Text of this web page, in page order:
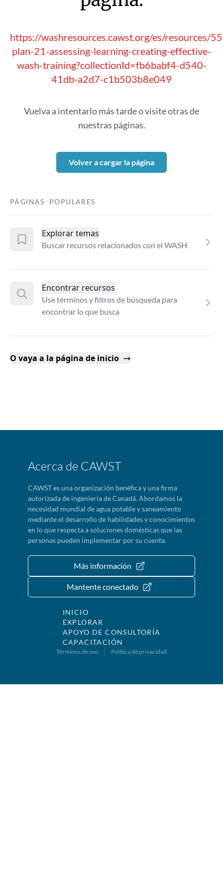
https://washresources.cawst.org/es/resources/
plan-21-assessing-learning-creating-effective-
wash-training?collectionId=fb6babf4-d540-
41db-a2d7-c1b503b8e049
Vuelva a intentarlo más tarde o visite otras de
nuestras páginas.
Volver a cargar la página
PÁGINAS POPULARES
Explorar temas
Buscar recursos relacionados con el WASH
Encontrar recursos
Use términos y filtros de búsqueda para
encontrar lo que busca
O vaya a la página de inicio
Acerca de CAWST
CAWST es una organización benéfica y una firma
autorizada de ingeniería de Canadá. Abordamos la
necesidad mundial de agua potable y saneamiento
mediante el desarrollo de habilidades y conocimientos
en lo que respecta a soluciones domésticas que las
personas pueden implementar por su cuenta.
Más información
Mantente conectado
INICIO
EXPLORAR
APOYO DE CONSULTORÍA
CAPACITACIÓN
Términos de uso Política de privacidad